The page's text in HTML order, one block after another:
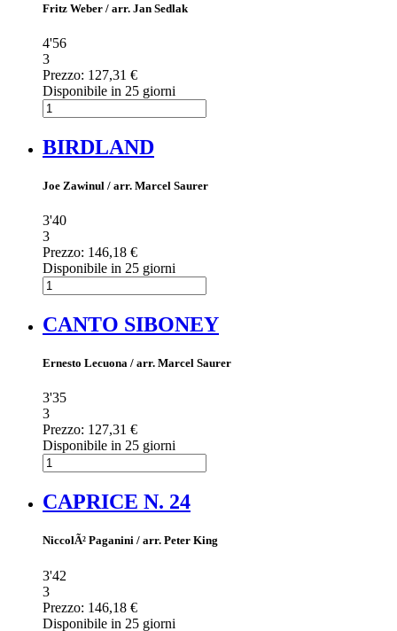
Fritz Weber / arr. Jan Sedlak
4'56
3
Prezzo: 127,31 €
Disponibile in 25 giorni
BIRDLAND
Joe Zawinul / arr. Marcel Saurer
3'40
3
Prezzo: 146,18 €
Disponibile in 25 giorni
CANTO SIBONEY
Ernesto Lecuona / arr. Marcel Saurer
3'35
3
Prezzo: 127,31 €
Disponibile in 25 giorni
CAPRICE N. 24
NiccolÃ² Paganini / arr. Peter King
3'42
3
Prezzo: 146,18 €
Disponibile in 25 giorni